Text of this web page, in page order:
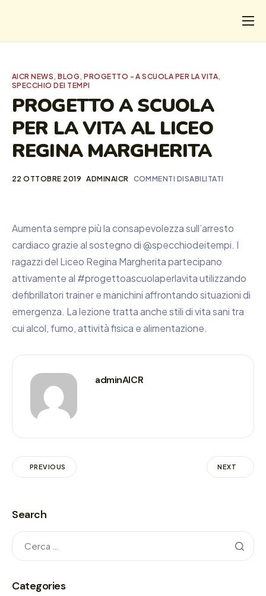
CHI
I SALVATI
FORMAZIONE
PROGETTI
AICR NEWS,BLOG,PROGETTO - A SCUOLA PER LA VITA,
SPECCHIO DEI TEMPI
PROGETTO A SCUOLA
PER LA VITA AL LICEO
REGINA MARGHERITA
22 OTTOBRE 2019 ADMINAICR COMMENTI DISABILITATI
Aumenta sempre più la consapevolezza sull’arresto
cardiaco grazie al sostegno di @specchiodeitempi. I
ragazzi del Liceo Regina Margherita partecipano
attivamente al #progettoascuolaperlavita utilizzando
defibrillatori trainer e manichini affrontando situazioni di
emergenza. La lezione tratta anche stili di vita sani tra
cui alcol, fumo, attività fisica e alimentazione.
adminAICR
PREVIOUS NEXT
Search
Categories